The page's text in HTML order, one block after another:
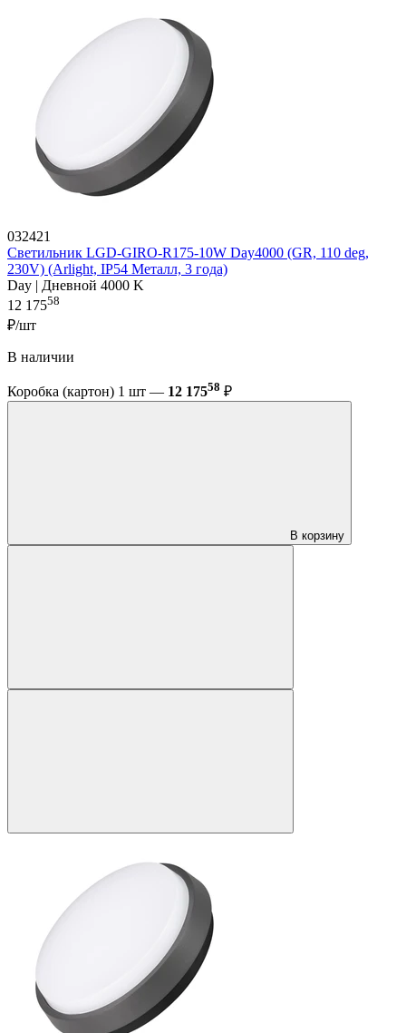
032421
Светильник LGD-GIRO-R175-10W Day4000 (GR, 110 deg,
230V) (Arlight, IP54 Металл, 3 года)
Day | Дневной 4000 K
12 17558
₽/шт
В наличии
Коробка (картон) 1 шт — 12 17558 ₽
В корзину